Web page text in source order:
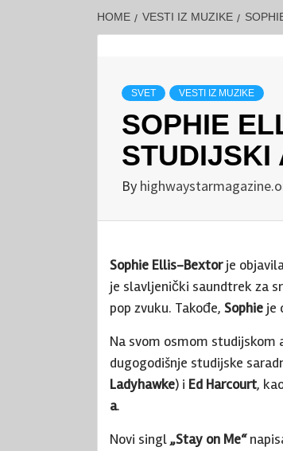
HOME VESTI IZ MUZIKE
SVET VESTI IZ MUZIKE
SOPHIE
STUDIJSKI
By
Sophie Ellis-Bextorje
je slavljenički saundtrek za
pop zvuku. Takođe, Sophie je
Na svom osmom studijskom
dugogodišnje studijske
Ladyhawke) i Ed Harcourt,
a.
Novi singl„Stay on Me“